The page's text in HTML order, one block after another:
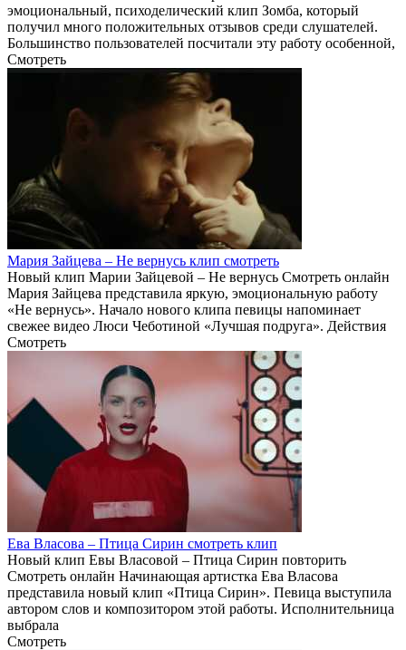
эмоциональный, психоделический клип Зомба, который
получил много положительных отзывов среди слушателей.
Большинство пользователей посчитали эту работу особенной,
Смотреть
Мария Зайцева – Не вернусь клип смотреть
Новый клип Марии Зайцевой – Не вернусь Смотреть онлайн
Мария Зайцева представила яркую, эмоциональную работу
«Не вернусь». Начало нового клипа певицы напоминает
свежее видео Люси Чеботиной «Лучшая подруга». Действия
Смотреть
Ева Власова – Птица Сирин смотреть клип
Новый клип Евы Власовой – Птица Сирин повторить
Смотреть онлайн Начинающая артистка Ева Власова
представила новый клип «Птица Сирин». Певица выступила
автором слов и композитором этой работы. Исполнительница
выбрала
Смотреть